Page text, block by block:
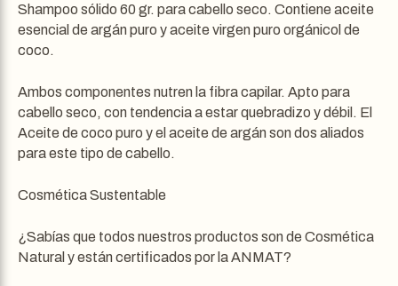
Shampoo sólido 60 gr. para cabello seco. Contiene aceite
esencial de argán puro y aceite virgen puro orgánicol de
coco.
Ambos componentes nutren la fibra capilar. Apto para
cabello seco, con tendencia a estar quebradizo y débil. El
Aceite de coco puro y el aceite de argán son dos aliados
para este tipo de cabello.
Cosmética Sustentable
¿Sabías que todos nuestros productos son de Cosmética
Natural y están certificados por la ANMAT?